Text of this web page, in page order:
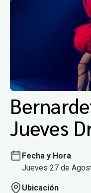
Jueves
Fecha y Hora
Jueves 27 de
Ubicación